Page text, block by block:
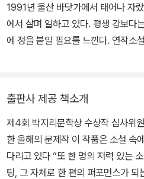
1991년 울산 바닷가에서 태어나 자
에서 살며 일하고 있다. 평생 강보다
에 정을 붙일 필요를 느낀다. 연작소
출판사 제공 책소개
제4회 박지리문학상 수상작 심사위원 구병모, 정소현, 강지희가 선택
한 올해의 문제작 이 작품은 소설 속에서 기꺼이 길을 잃을 독자를 기
다리고 있다 “또 한 명의 저력 있는 소설가의 탄생! 기품 있는 플레이
팅, 그 자체로 한 편의 퍼포먼스가 되는